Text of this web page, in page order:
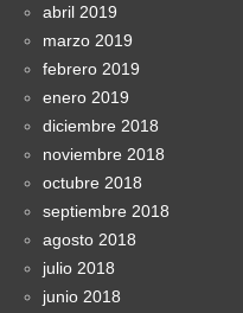
abril 2019
marzo 2019
febrero 2019
enero 2019
diciembre 2018
noviembre 2018
octubre 2018
septiembre 2018
agosto 2018
julio 2018
junio 2018